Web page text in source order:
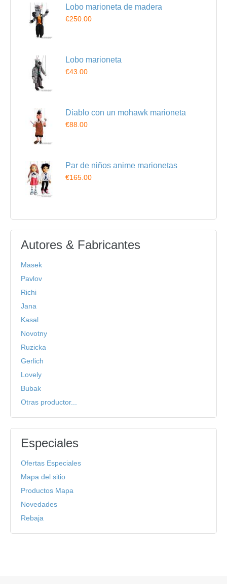
Lobo marioneta de madera
€250.00
Lobo marioneta
€43.00
Diablo con un mohawk marioneta
€88.00
Par de niños anime marionetas
€165.00
Autores & Fabricantes
Masek
Pavlov
Richi
Jana
Kasal
Novotny
Ruzicka
Gerlich
Lovely
Bubak
Otras productor...
Especiales
Ofertas Especiales
Mapa del sitio
Productos Mapa
Novedades
Rebaja